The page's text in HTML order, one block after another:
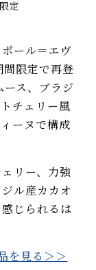
定
ール＝エヴ
間限定で再登
ス、ブラジ
チェリー風
ーヌで構成
リー、力強
ル産カカオ
じられるは
を見る＞＞